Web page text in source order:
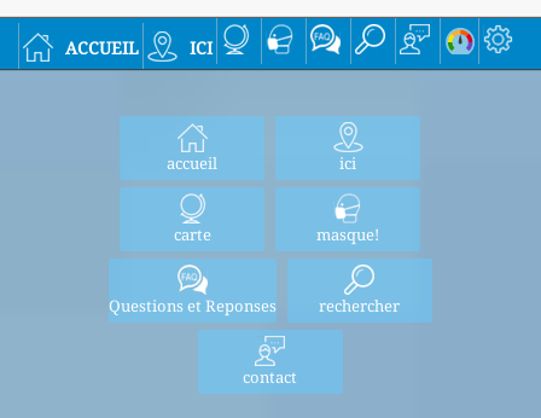
accueil ici
accueil ici
carte masque!
Questions et Reponses rechercher
contact